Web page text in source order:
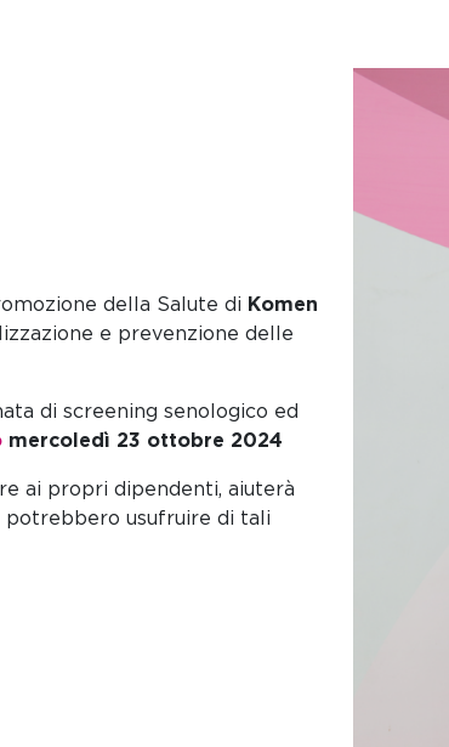
della Salute di Komen
e prevenzione delle
di screening senologico ed
mercoledì 23 ottobre 2024
ai propri dipendenti, aiuterà
usufruire di tali